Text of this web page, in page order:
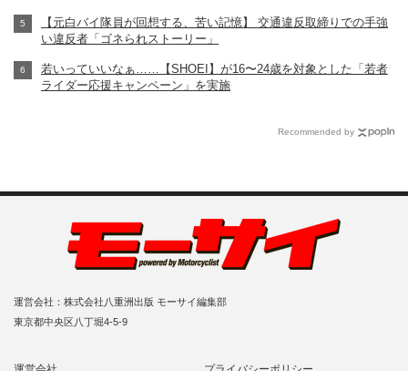
【元白バイ隊員が回想する、苦い記憶】 交通違反取締りでの手強
い違反者「ゴネられストーリー」
若いっていいなぁ……【SHOEI】が16〜24歳を対象とした「若者
ライダー応援キャンペーン」を実施
Recommended by
運営会社：株式会社八重洲出版 モーサイ編集部
東京都中央区八丁堀4-5-9